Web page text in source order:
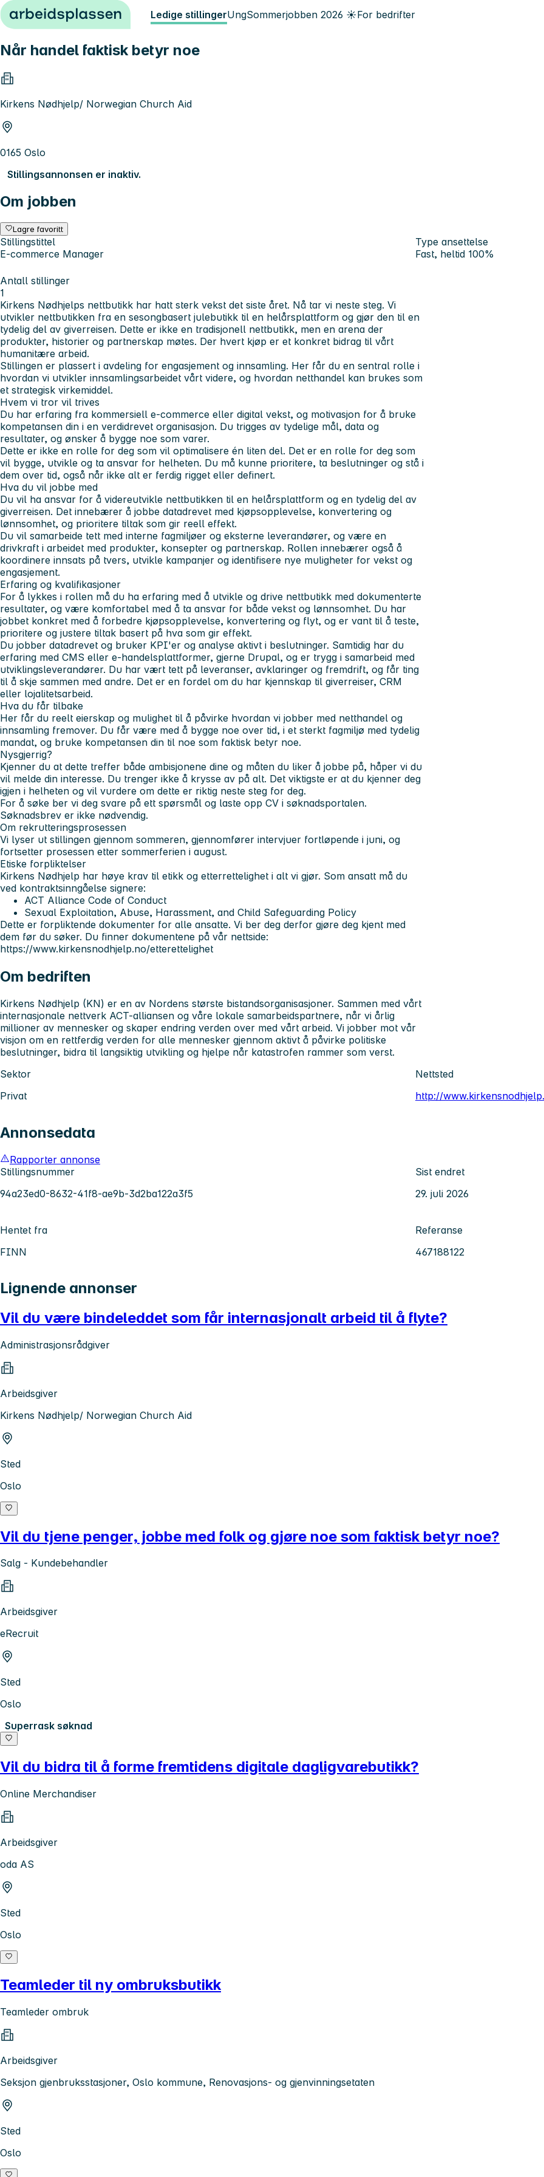
Hopp til innhold Ledige stillingerUngSommerjobben 2026 ☀️For bedrifter
Når handel faktisk betyr noe
Kirkens Nødhjelp/ Norwegian Church Aid
0165 Oslo
Stillingsannonsen er inaktiv.
Om jobben
Lagre favoritt
Stillingstittel
E‑commerce Manager
Type ansettelse
Fast, heltid 100%
Antall stillinger
1
Kirkens Nødhjelps nettbutikk har hatt sterk vekst det siste året. Nå tar vi neste steg. Vi
utvikler nettbutikken fra en sesongbasert julebutikk til en helårsplattform og gjør den til en
tydelig del av giverreisen. Dette er ikke en tradisjonell nettbutikk, men en arena der
produkter, historier og partnerskap møtes. Der hvert kjøp er et konkret bidrag til vårt
humanitære arbeid.
Stillingen er plassert i avdeling for engasjement og innsamling. Her får du en sentral rolle i
hvordan vi utvikler innsamlingsarbeidet vårt videre, og hvordan netthandel kan brukes som
et strategisk virkemiddel.
Hvem vi tror vil trives
Du har erfaring fra kommersiell e-commerce eller digital vekst, og motivasjon for å bruke
kompetansen din i en verdidrevet organisasjon. Du trigges av tydelige mål, data og
resultater, og ønsker å bygge noe som varer.
Dette er ikke en rolle for deg som vil optimalisere én liten del. Det er en rolle for deg som
vil bygge, utvikle og ta ansvar for helheten. Du må kunne prioritere, ta beslutninger og stå i
dem over tid, også når ikke alt er ferdig rigget eller definert.
Hva du vil jobbe med
Du vil ha ansvar for å videreutvikle nettbutikken til en helårsplattform og en tydelig del av
giverreisen. Det innebærer å jobbe datadrevet med kjøpsopplevelse, konvertering og
lønnsomhet, og prioritere tiltak som gir reell effekt.
Du vil samarbeide tett med interne fagmiljøer og eksterne leverandører, og være en
drivkraft i arbeidet med produkter, konsepter og partnerskap. Rollen innebærer også å
koordinere innsats på tvers, utvikle kampanjer og identifisere nye muligheter for vekst og
engasjement.
Erfaring og kvalifikasjoner
For å lykkes i rollen må du ha erfaring med å utvikle og drive nettbutikk med dokumenterte
resultater, og være komfortabel med å ta ansvar for både vekst og lønnsomhet. Du har
jobbet konkret med å forbedre kjøpsopplevelse, konvertering og flyt, og er vant til å teste,
prioritere og justere tiltak basert på hva som gir effekt.
Du jobber datadrevet og bruker KPI'er og analyse aktivt i beslutninger. Samtidig har du
erfaring med CMS eller e-handelsplattformer, gjerne Drupal, og er trygg i samarbeid med
utviklingsleverandører. Du har vært tett på leveranser, avklaringer og fremdrift, og får ting
til å skje sammen med andre. Det er en fordel om du har kjennskap til giverreiser, CRM
eller lojalitetsarbeid.
Hva du får tilbake
Her får du reelt eierskap og mulighet til å påvirke hvordan vi jobber med netthandel og
innsamling fremover. Du får være med å bygge noe over tid, i et sterkt fagmiljø med tydelig
mandat, og bruke kompetansen din til noe som faktisk betyr noe.
Nysgjerrig?
Kjenner du at dette treffer både ambisjonene dine og måten du liker å jobbe på, håper vi du
vil melde din interesse. Du trenger ikke å krysse av på alt. Det viktigste er at du kjenner deg
igjen i helheten og vil vurdere om dette er riktig neste steg for deg.
For å søke ber vi deg svare på ett spørsmål og laste opp CV i søknadsportalen.
Søknadsbrev er ikke nødvendig.
Om rekrutteringsprosessen
Vi lyser ut stillingen gjennom sommeren, gjennomfører intervjuer fortløpende i juni, og
fortsetter prosessen etter sommerferien i august.
Etiske forpliktelser
Kirkens Nødhjelp har høye krav til etikk og etterrettelighet i alt vi gjør. Som ansatt må du
ved kontraktsinngåelse signere:
ACT Alliance Code of Conduct
Sexual Exploitation, Abuse, Harassment, and Child Safeguarding Policy
Dette er forpliktende dokumenter for alle ansatte. Vi ber deg derfor gjøre deg kjent med
dem før du søker. Du finner dokumentene på vår nettside:
https://www.kirkensnodhjelp.no/etterettelighet
Om bedriften
Kirkens Nødhjelp (KN) er en av Nordens største bistandsorganisasjoner. Sammen med vårt
internasjonale nettverk ACT-alliansen og våre lokale samarbeidspartnere, når vi årlig
millioner av mennesker og skaper endring verden over med vårt arbeid. Vi jobber mot vår
visjon om en rettferdig verden for alle mennesker gjennom aktivt å påvirke politiske
beslutninger, bidra til langsiktig utvikling og hjelpe når katastrofen rammer som verst.
Sektor
Privat
Nettsted
http://
Annonsedata
Rapporter annonse
Stillingsnummer
94a23ed0-8632-41f8-ae9b-3d2ba122a3f5
Sist endret
29. juli 2026
Hentet fra
FINN
Referanse
467188122
Lignende annonser
Vil du være bindeleddet som får internasjonalt arbeid til å flyte?
Administrasjonsrådgiver
Arbeidsgiver
Kirkens Nødhjelp/ Norwegian Church Aid
Sted
Oslo
Vil du tjene penger, jobbe med folk og gjøre noe som faktisk betyr noe?
Salg - Kundebehandler
Arbeidsgiver
eRecruit
Sted
Oslo
Superrask søknad
Vil du bidra til å forme fremtidens digitale dagligvarebutikk?
Online Merchandiser
Arbeidsgiver
oda AS
Sted
Oslo
Teamleder til ny ombruksbutikk
Teamleder ombruk
Arbeidsgiver
Seksjon gjenbruksstasjoner, Oslo kommune, Renovasjons- og gjenvinningsetaten
Sted
Oslo